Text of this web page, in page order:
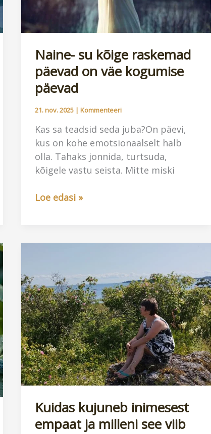
Naine- su kõige raskemad
päevad on väe kogumise
päevad
21. nov. 2025 | Kommenteeri
Kas sa teadsid seda juba?On päevi,
kus on kohe emotsionaalselt halb
olla. Tahaks jonnida, turtsuda,
kõigele vastu seista. Mitte miski
Naine-
väe
kogumise
päevad
Loe edasi »
Kuidas kujuneb inimesest
empaat ja milleni see viib